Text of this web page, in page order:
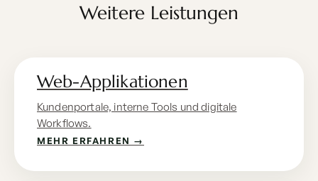
Weitere Leistungen
Web-Applikationen
Kundenportale, interne Tools und digitale
Workflows.
MEHR ERFAHREN →